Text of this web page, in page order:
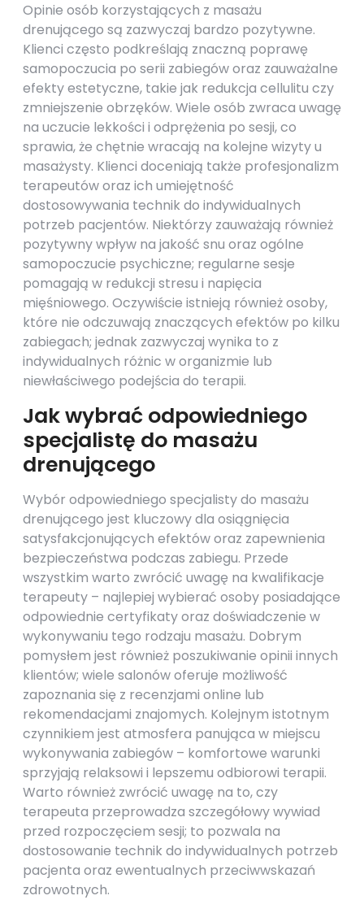
Opinie osób korzystających z masażu
drenującego są zazwyczaj bardzo pozytywne.
Klienci często podkreślają znaczną poprawę
samopoczucia po serii zabiegów oraz zauważalne
efekty estetyczne, takie jak redukcja cellulitu czy
zmniejszenie obrzęków. Wiele osób zwraca uwagę
na uczucie lekkości i odprężenia po sesji, co
sprawia, że chętnie wracają na kolejne wizyty u
masażysty. Klienci doceniają także profesjonalizm
terapeutów oraz ich umiejętność
dostosowywania technik do indywidualnych
potrzeb pacjentów. Niektórzy zauważają również
pozytywny wpływ na jakość snu oraz ogólne
samopoczucie psychiczne; regularne sesje
pomagają w redukcji stresu i napięcia
mięśniowego. Oczywiście istnieją również osoby,
które nie odczuwają znaczących efektów po kilku
zabiegach; jednak zazwyczaj wynika to z
indywidualnych różnic w organizmie lub
niewłaściwego podejścia do terapii.
Jak wybrać odpowiedniego
specjalistę do masażu
drenującego
Wybór odpowiedniego specjalisty do masażu
drenującego jest kluczowy dla osiągnięcia
satysfakcjonujących efektów oraz zapewnienia
bezpieczeństwa podczas zabiegu. Przede
wszystkim warto zwrócić uwagę na kwalifikacje
terapeuty – najlepiej wybierać osoby posiadające
odpowiednie certyfikaty oraz doświadczenie w
wykonywaniu tego rodzaju masażu. Dobrym
pomysłem jest również poszukiwanie opinii innych
klientów; wiele salonów oferuje możliwość
zapoznania się z recenzjami online lub
rekomendacjami znajomych. Kolejnym istotnym
czynnikiem jest atmosfera panująca w miejscu
wykonywania zabiegów – komfortowe warunki
sprzyjają relaksowi i lepszemu odbiorowi terapii.
Warto również zwrócić uwagę na to, czy
terapeuta przeprowadza szczegółowy wywiad
przed rozpoczęciem sesji; to pozwala na
dostosowanie technik do indywidualnych potrzeb
pacjenta oraz ewentualnych przeciwwskazań
zdrowotnych.